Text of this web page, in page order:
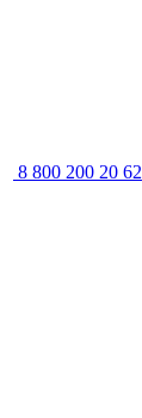
8 800 200 20 62